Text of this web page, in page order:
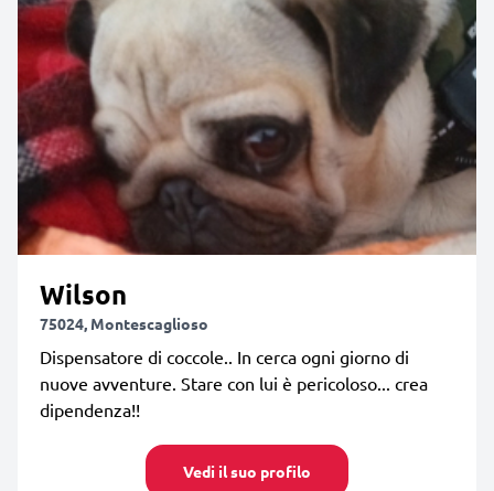
Wilson
75024, Montescaglioso
Dispensatore di coccole.. In cerca ogni giorno di
nuove avventure. Stare con lui è pericoloso... crea
dipendenza!!
Vedi il suo profilo